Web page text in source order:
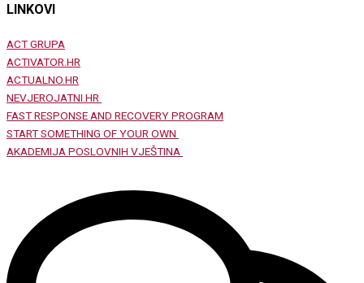
LINKOVI
ACT GRUPA
ACTIVATOR.HR
ACTUALNO.HR
NEVJEROJATNI.HR
FAST RESPONSE AND RECOVERY PROGRAM
START SOMETHING OF YOUR OWN
AKADEMIJA POSLOVNIH VJEŠTINA